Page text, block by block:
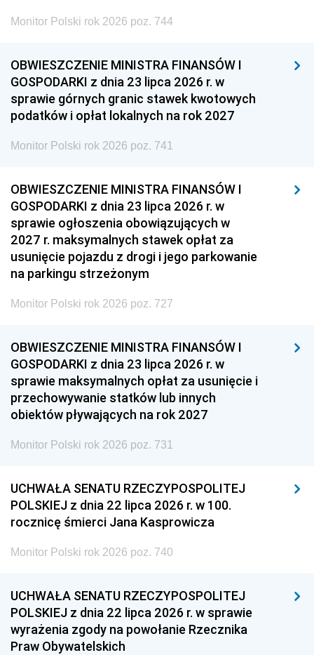
Monitor Polski rok 2026 poz. 744
OBWIESZCZENIE MINISTRA FINANSÓW I
GOSPODARKI z dnia 23 lipca 2026 r. w
sprawie górnych granic stawek kwotowych
podatków i opłat lokalnych na rok 2027
Monitor Polski rok 2026 poz. 741
OBWIESZCZENIE MINISTRA FINANSÓW I
GOSPODARKI z dnia 23 lipca 2026 r. w
sprawie ogłoszenia obowiązujących w
2027 r. maksymalnych stawek opłat za
usunięcie pojazdu z drogi i jego parkowanie
na parkingu strzeżonym
Monitor Polski rok 2026 poz. 727
OBWIESZCZENIE MINISTRA FINANSÓW I
GOSPODARKI z dnia 23 lipca 2026 r. w
sprawie maksymalnych opłat za usunięcie i
przechowywanie statków lub innych
obiektów pływających na rok 2027
Monitor Polski rok 2026 poz. 731
UCHWAŁA SENATU RZECZYPOSPOLITEJ
POLSKIEJ z dnia 22 lipca 2026 r. w 100.
rocznicę śmierci Jana Kasprowicza
Monitor Polski rok 2026 poz. 740
UCHWAŁA SENATU RZECZYPOSPOLITEJ
POLSKIEJ z dnia 22 lipca 2026 r. w sprawie
wyrażenia zgody na powołanie Rzecznika
Praw Obywatelskich